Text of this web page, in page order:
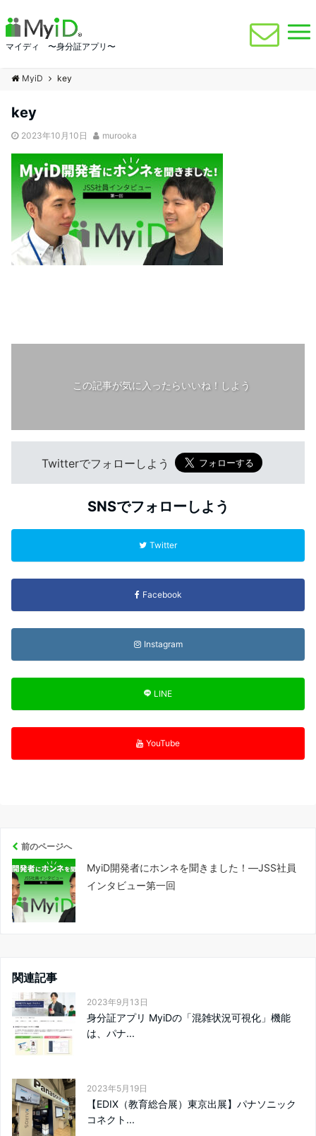
マイディ 〜身分証アプリ〜
MyiD key
key
2023年10月10日 murooka
この記事が気に入ったらいいね！しよう
Twitterでフォローしよう
SNSでフォローしよう
Twitter
Facebook
Instagram
LINE
YouTube
前のページへ
MyiD開発者にホンネを聞きました！―JSS社員
インタビュー第一回
関連記事
2023年9月13日
身分証アプリ MyiDの「混雑状況可視化」機能
は、パナ...
2023年5月19日
【EDIX（教育総合展）東京出展】パナソニック
コネクト...